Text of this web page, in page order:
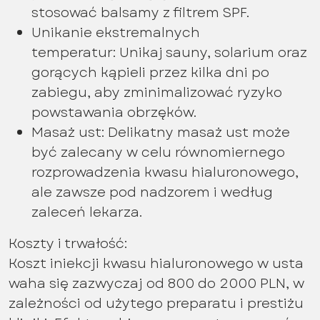
stosować balsamy z filtrem SPF.
Unikanie ekstremalnych
temperatur: Unikaj sauny, solarium oraz
gorących kąpieli przez kilka dni po
zabiegu, aby zminimalizować ryzyko
powstawania obrzęków.
Masaż ust: Delikatny masaż ust może
być zalecany w celu równomiernego
rozprowadzenia kwasu hialuronowego,
ale zawsze pod nadzorem i według
zaleceń lekarza.
Koszty i trwałość:
Koszt iniekcji kwasu hialuronowego w usta
waha się zazwyczaj od 800 do 2000 PLN, w
zależności od użytego preparatu i prestiżu